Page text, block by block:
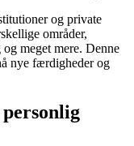
og private
områder,
meget mere. Denne
nye færdigheder og